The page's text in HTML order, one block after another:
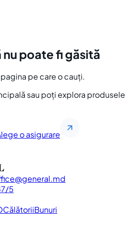
poate fi găsită
pe care o cauți.
sau poți explora produsele
o asigurare
general.md
5
CălătoriiBunuri